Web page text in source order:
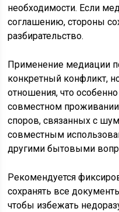
необходимости. Если
соглашению, стороны
разбирательство.
Применение медиации
конкретный конфликт,
отношения, что
совместном
споров, связанных с
совместным
другими бытовыми
Рекомендуется
сохранять все
чтобы избежать